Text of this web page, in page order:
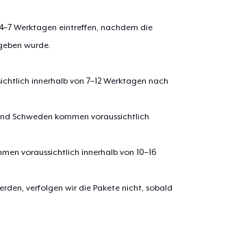
Werktagen eintreffen, nachdem die
wurde.
innerhalb von 7–12 Werktagen nach
Schweden kommen voraussichtlich
voraussichtlich innerhalb von 10–16
verfolgen wir die Pakete nicht, sobald